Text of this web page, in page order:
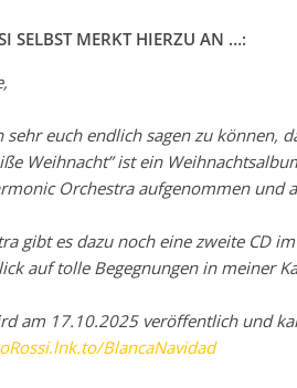
SELBST MERKT HIERZU AN …:
sehr euch endlich sagen zu können,
Weihnacht” ist ein
Orchestra aufgenommen und
gibt es dazu noch eine zweite CD
auf tolle Begegnungen in meiner
am 17.10.2025 veröffentlich und
BlancaNavidad